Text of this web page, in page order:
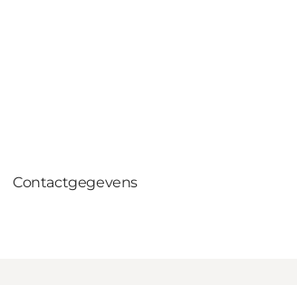
Contactgegevens